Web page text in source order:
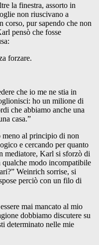
la finestra, assorto in
non riuscivano a
corso, pur sapendo che non
pensò che fosse
forzare.
che io me ne stia in
ho un milione di
che abbiamo anche una
casa.”
meno al principio di non
e cercando per quanto
mediatore, Karl si sforzò di
modo incompatibile
Weinrich sorrise, si
perciò con un filo di
mai mancato al mio
dobbiamo discutere su
determinato nelle mie